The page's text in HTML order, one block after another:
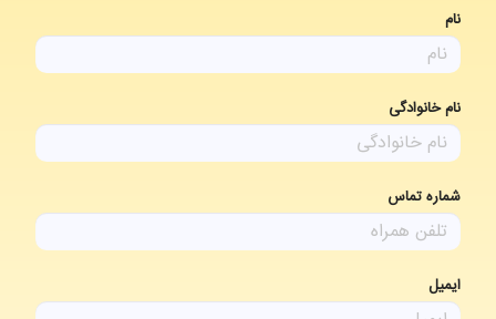
نام
نام خانوادگی
شماره تماس
ایمیل